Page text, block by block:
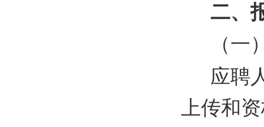
二、
（
应聘
上传和